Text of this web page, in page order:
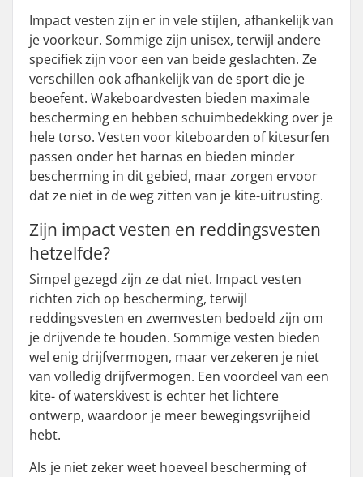
Impact vesten zijn er in vele stijlen, afhankelijk van
je voorkeur. Sommige zijn unisex, terwijl andere
specifiek zijn voor een van beide geslachten. Ze
verschillen ook afhankelijk van de sport die je
beoefent. Wakeboardvesten bieden maximale
bescherming en hebben schuimbedekking over je
hele torso. Vesten voor kiteboarden of kitesurfen
passen onder het harnas en bieden minder
bescherming in dit gebied, maar zorgen ervoor
dat ze niet in de weg zitten van je kite-uitrusting.
Zijn impact vesten en reddingsvesten
hetzelfde?
Simpel gezegd zijn ze dat niet. Impact vesten
richten zich op bescherming, terwijl
reddingsvesten en zwemvesten bedoeld zijn om
je drijvende te houden. Sommige vesten bieden
wel enig drijfvermogen, maar verzekeren je niet
van volledig drijfvermogen. Een voordeel van een
kite- of waterskivest is echter het lichtere
ontwerp, waardoor je meer bewegingsvrijheid
hebt.
Als je niet zeker weet hoeveel bescherming of